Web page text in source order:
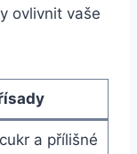
ovlivnit vaše
a přílišné